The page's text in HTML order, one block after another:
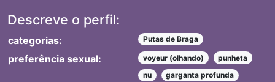
Descreve o perfil:
categorias: Putas de Braga
preferência sexual: voyeur (olhando)
punheta
nu
garganta profunda